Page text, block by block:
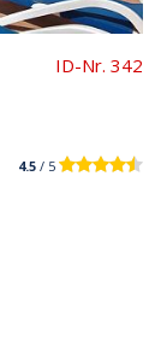
ID-Nr. 342
4.5 / 5